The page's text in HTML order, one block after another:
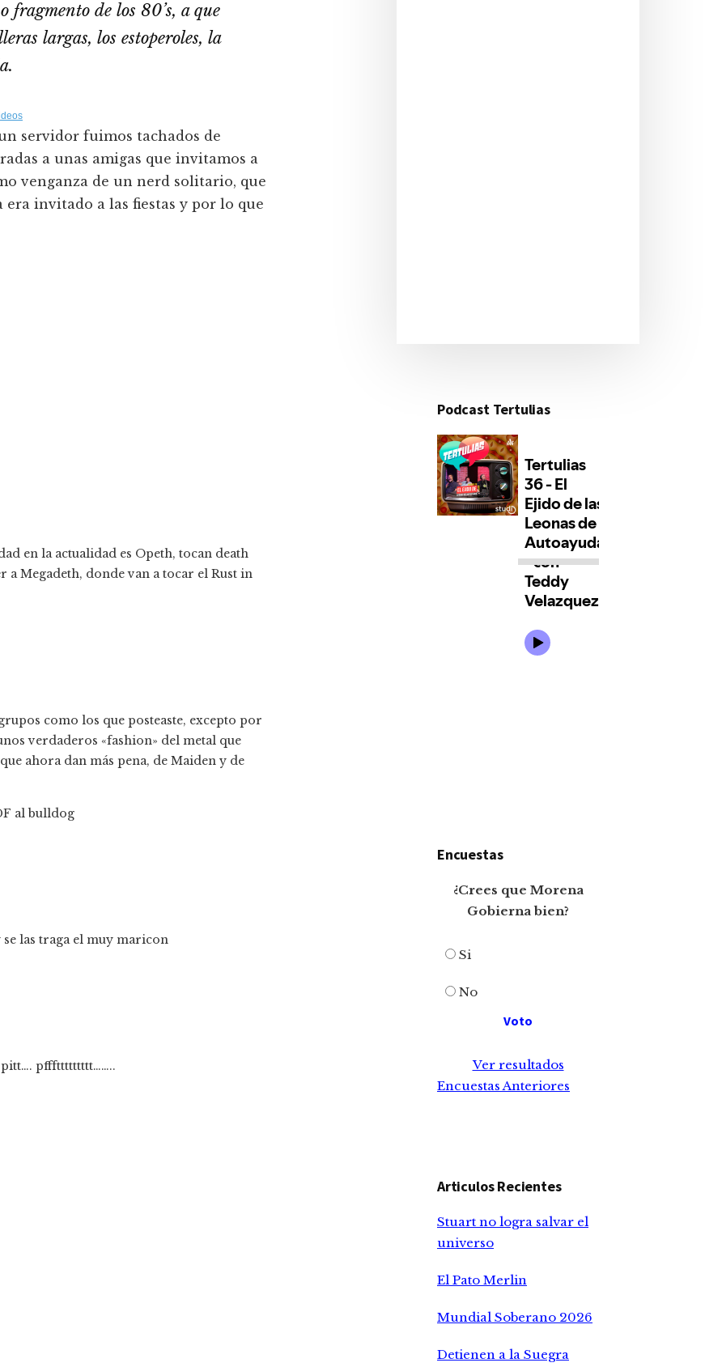
fragmento de los 80’s, a que
largas, los estoperoles, la
servidor fuimos tachados de
a unas amigas que invitamos a
venganza de un nerd solitario, que
invitado a las fiestas y por lo que
en la actualidad es Opeth, tocan death
Megadeth, donde van a tocar el Rust in
como los que posteaste, excepto por
verdaderos «fashion» del metal que
ahora dan más pena, de Maiden y de
al bulldog
las traga el muy maricon
pitt…. pfffttttttttt……..
Podcast Tertulias
Encuestas
¿Crees que Morena
Gobierna bien?
Si
No
Ver resultados
Encuestas Anteriores
Articulos Recientes
Stuart no logra salvar el
universo
El Pato Merlin
Mundial Soberano 2026
Detienen a la Suegra